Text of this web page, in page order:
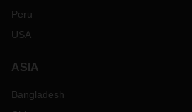
Peru
USA
ASIA
Bangladesh